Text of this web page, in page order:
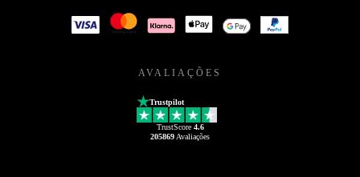
AVALIAÇÕES
Trustpilot
TrustScore 4.6
205869 Avaliações